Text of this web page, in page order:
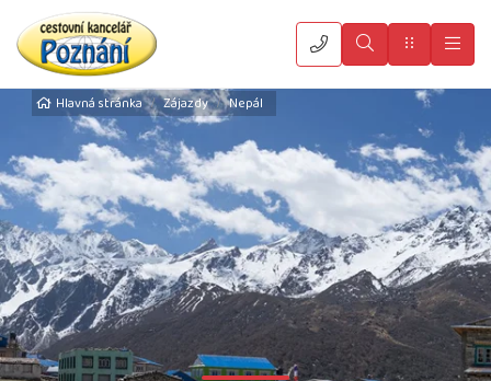
VyhledatMenu
Hlavná stránka Zájazdy Nepál